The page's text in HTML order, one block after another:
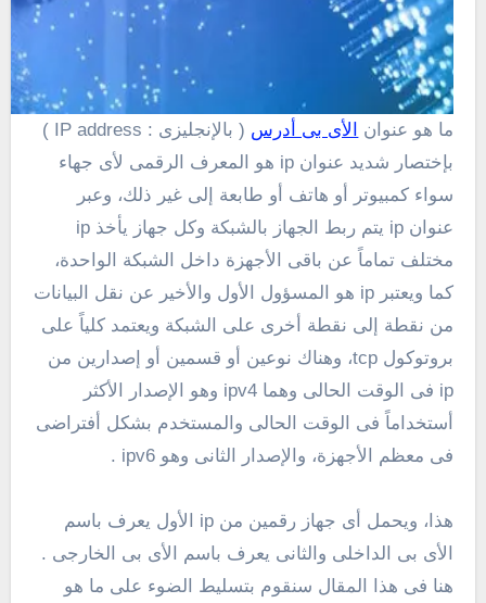
ما هو عنوان الأى بى أدرس
( بالإنجليزى : IP address )
بإختصار شديد عنوان ip هو المعرف الرقمى لأى جهاء
سواء كمبيوتر أو هاتف أو طابعة إلى غير ذلك، وعبر
عنوان ip يتم ربط الجهاز بالشبكة وكل جهاز يأخذ ip
مختلف تماماً عن باقى الأجهزة داخل الشبكة الواحدة،
كما ويعتبر ip هو المسؤول الأول والأخير عن نقل البيانات
من نقطة إلى نقطة أخرى على الشبكة ويعتمد كلياً على
بروتوكول tcp، وهناك نوعين أو قسمين أو إصدارين من
ip فى الوقت الحالى وهما ipv4 وهو الإصدار الأكثر
أستخداماً فى الوقت الحالى والمستخدم بشكل أفتراضى
فى معظم الأجهزة، والإصدار الثانى وهو ipv6 .
هذا، ويحمل أى جهاز رقمين من ip الأول يعرف باسم
الأى بى الداخلى والثانى يعرف باسم الأى بى الخارجى .
هنا فى هذا المقال سنقوم بتسليط الضوء على ما هو